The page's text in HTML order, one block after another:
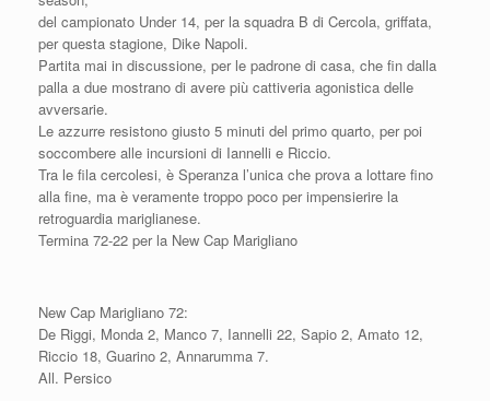
del campionato Under 14, per la squadra B di Cercola, griffata,
per questa stagione, Dike Napoli.
Partita mai in discussione, per le padrone di casa, che fin dalla
palla a due mostrano di avere più cattiveria agonistica delle
avversarie.
Le azzurre resistono giusto 5 minuti del primo quarto, per poi
soccombere alle incursioni di Iannelli e Riccio.
Tra le fila cercolesi, è Speranza l’unica che prova a lottare fino
alla fine, ma è veramente troppo poco per impensierire la
retroguardia mariglianese.
Termina 72-22 per la New Cap Marigliano
New Cap Marigliano 72:
De Riggi, Monda 2, Manco 7, Iannelli 22, Sapio 2, Amato 12,
Riccio 18, Guarino 2, Annarumma 7.
All. Persico